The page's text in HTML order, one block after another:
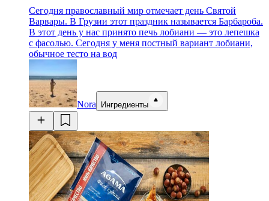
Сегодня православный мир отмечает день Святой
Варвары. В Грузии этот праздник называется Барбароба.
В этот день у нас принято печь лобиани — это лепешка
с фасолью. Сегодня у меня постный вариант лобиани,
обычное тесто на вод
Nora Ингредиенты